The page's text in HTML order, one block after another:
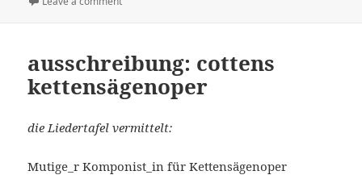
ausschreibung: cottens
kettensägenoper
die Liedertafel vermittelt:
Mutige_r Komponist_in für Kettensägenoper